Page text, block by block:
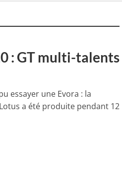
: GT multi-talents
essayer une Evora : la
a été produite pendant 12